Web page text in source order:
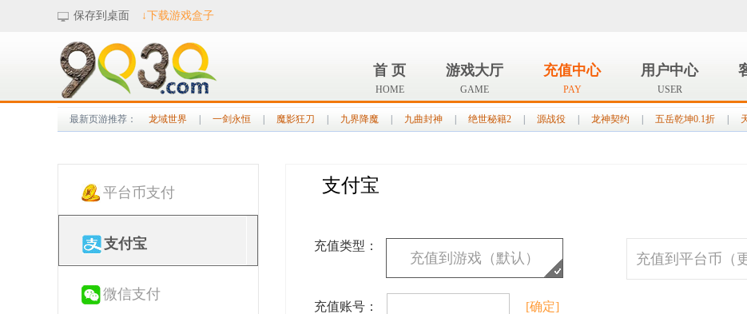
保存到桌面 ↓下载游戏盒子
首 页
HOME
游戏大厅
GAME
充值中心
PAY
用户中心
USER
最新页游推荐： 龙域世界 一剑永恒 魔影狂刀 九界降魔 九曲封神 绝世秘籍2 源战役 龙神契约 五岳乾坤0.1折
平台币支付
支付宝
微信支付
支付宝
充值类型：
充值到游戏（默认） 充值到平台币（
充值账号： [确定]